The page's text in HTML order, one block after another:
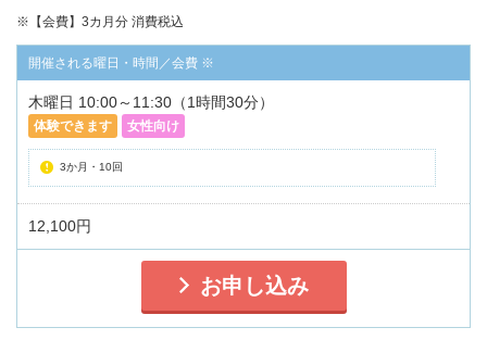
※【会費】3カ月分 消費税込
木曜日 10:00～11:30（1時間30分）
体験できます 女性向け
3か月・10回
12,100円
お申し込み